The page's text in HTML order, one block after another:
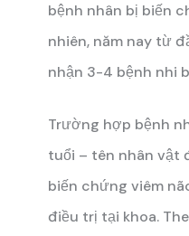
bệnh nhân bị biến
nhiên, năm nay từ
nhận 3-4 bệnh nhi
Trường hợp bệnh
tuổi – tên nhân vật
biến chứng viêm
điều trị tại khoa.